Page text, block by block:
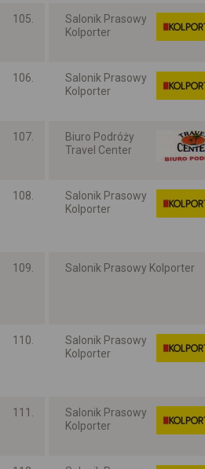
105.
Salonik Prasowy
Kolporter
106.
Salonik Prasowy
Kolporter
107.
Biuro Podróży
Travel Center
108.
Salonik Prasowy
Kolporter
109. Salonik Prasowy Kolporter
110.
Salonik Prasowy
Kolporter
111.
Salonik Prasowy
Kolporter